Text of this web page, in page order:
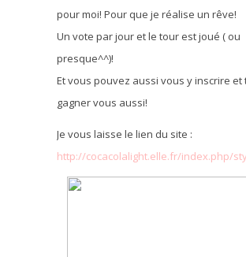
pour moi! Pour que je réalise un rêve!
Un vote par jour et le tour est joué ( ou
presque^^)!
Et vous pouvez aussi vous y inscrire et
gagner vous aussi!
Je vous laisse le lien du site :
http://cocacolalight.elle.fr/index.php/